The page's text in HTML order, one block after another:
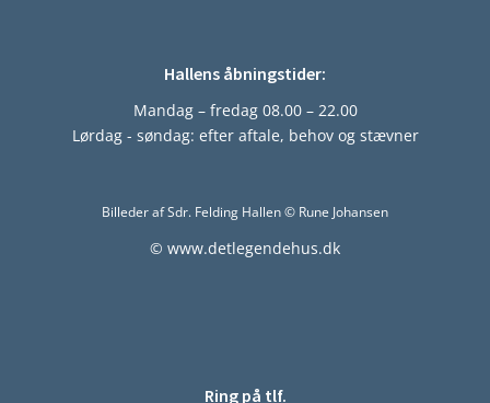
Hallens åbningstider:
Mandag – fredag 08.00 – 22.00
Lørdag - søndag: efter aftale, behov og stævner
Billeder af Sdr. Felding Hallen © Rune Johansen
© www.detlegendehus.dk
Ring på tlf.